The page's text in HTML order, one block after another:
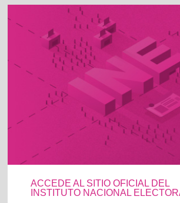
ACCEDE AL SITIO OFICIAL DEL
INSTITUTO NACIONAL